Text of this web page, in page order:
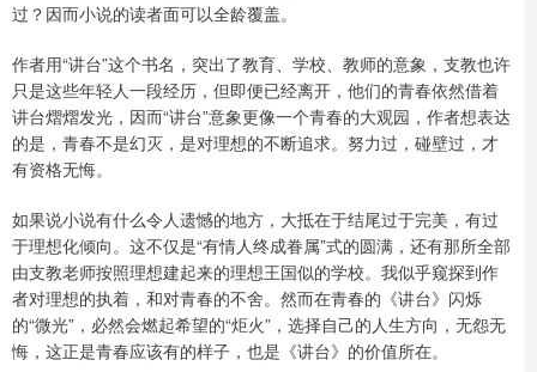
过？因而小说的读者面可以全龄覆盖。
作者用“讲台”这个书名，突出了教育、学校、教师的意象，支教也许
只是这些年轻人一段经历，但即便已经离开，他们的青春依然借着
讲台熠熠发光，因而“讲台”意象更像一个青春的大观园，作者想表达
的是，青春不是幻灭，是对理想的不断追求。努力过，碰壁过，才
有资格无悔。
如果说小说有什么令人遗憾的地方，大抵在于结尾过于完美，有过
于理想化倾向。这不仅是“有情人终成眷属”式的圆满，还有那所全部
由支教老师按照理想建起来的理想王国似的学校。我似乎窥探到作
者对理想的执着，和对青春的不舍。然而在青春的《讲台》闪烁
的“微光”，必然会燃起希望的“炬火”，选择自己的人生方向，无怨无
悔，这正是青春应该有的样子，也是《讲台》的价值所在。